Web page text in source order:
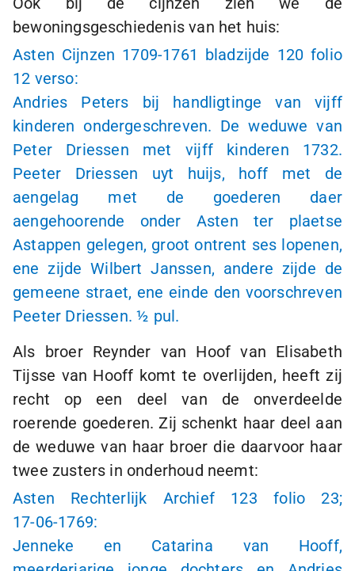
bewoningsgeschiedenis van het huis:
Asten Cijnzen 1709-1761 bladzijde 120 folio
12 verso:
Andries Peters bij handligtinge van vijff
kinderen ondergeschreven. De weduwe van
Peter Driessen met vijff kinderen 1732.
Peeter Driessen uyt huijs, hoff met de
aengelag met de goederen daer
aengehoorende onder Asten ter plaetse
Astappen gelegen, groot ontrent ses lopenen,
ene zijde Wilbert Janssen, andere zijde de
gemeene straet, ene einde den voorschreven
Peeter Driessen. ½ pul.
Als broer Reynder van Hoof van Elisabeth
Tijsse van Hooff komt te overlijden, heeft zij
recht op een deel van de onverdeelde
roerende goederen. Zij schenkt haar deel aan
de weduwe van haar broer die daarvoor haar
twee zusters in onderhoud neemt:
Asten Rechterlijk Archief 123 folio 23;
17-06-1769:
Jenneke en Catarina van Hooff,